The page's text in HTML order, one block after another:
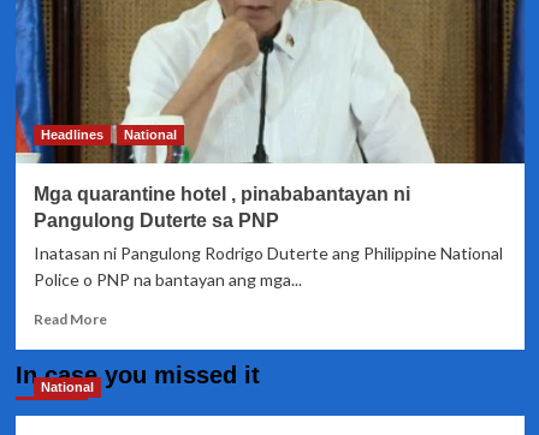
Headlines National
Mga quarantine hotel , pinababantayan ni
Pangulong Duterte sa PNP
Inatasan ni Pangulong Rodrigo Duterte ang Philippine National
Police o PNP na bantayan ang mga...
Read MoreRead
Mga
In case you missed it
National